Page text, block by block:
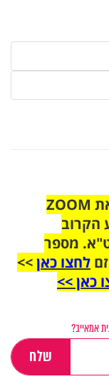
הצטרפו לקבוצת הוואטסאפ לקראת ZOOM
הקרוב
מספר
לחצו כאן>>
כאן >>
אמאייב?